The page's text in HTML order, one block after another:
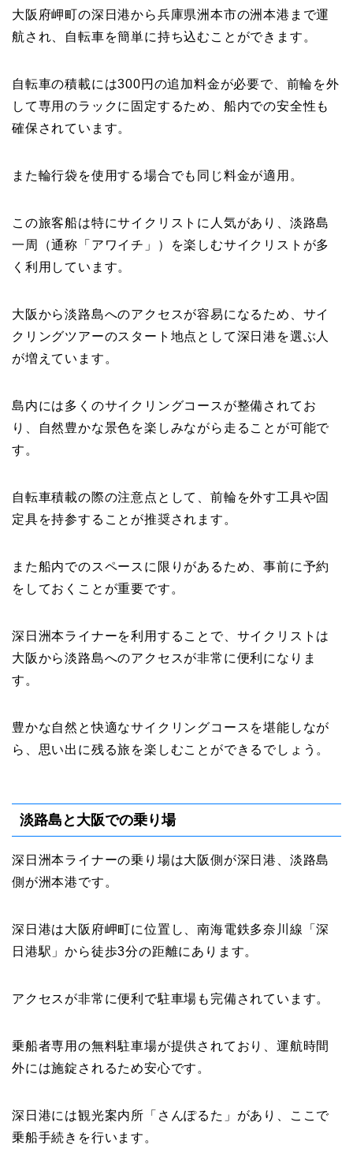
大阪府岬町の深日港から兵庫県洲本市の洲本港まで運
航され、自転車を簡単に持ち込むことができます。
自転車の積載には300円の追加料金が必要で、前輪を外
して専用のラックに固定するため、船内での安全性も
確保されています。
また輪行袋を使用する場合でも同じ料金が適用。
この旅客船は特にサイクリストに人気があり、淡路島
一周（通称「アワイチ」）を楽しむサイクリストが多
く利用しています。
大阪から淡路島へのアクセスが容易になるため、サイ
クリングツアーのスタート地点として深日港を選ぶ人
が増えています。
島内には多くのサイクリングコースが整備されてお
り、自然豊かな景色を楽しみながら走ることが可能で
す。
自転車積載の際の注意点として、前輪を外す工具や固
定具を持参することが推奨されます。
また船内でのスペースに限りがあるため、事前に予約
をしておくことが重要です。
深日洲本ライナーを利用することで、サイクリストは
大阪から淡路島へのアクセスが非常に便利になりま
す。
豊かな自然と快適なサイクリングコースを堪能しなが
ら、思い出に残る旅を楽しむことができるでしょう。
淡路島と大阪での乗り場
深日洲本ライナーの乗り場は大阪側が深日港、淡路島
側が洲本港です。
深日港は大阪府岬町に位置し、南海電鉄多奈川線「深
日港駅」から徒歩3分の距離にあります。
アクセスが非常に便利で駐車場も完備されています。
乗船者専用の無料駐車場が提供されており、運航時間
外には施錠されるため安心です。
深日港には観光案内所「さんぽるた」があり、ここで
乗船手続きを行います。